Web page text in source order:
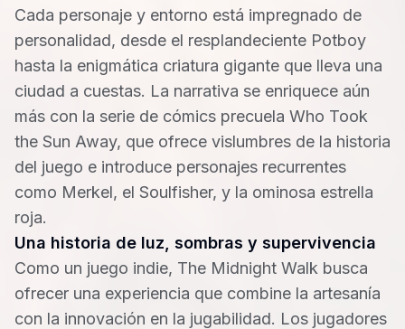
Cada personaje y entorno está impregnado de
personalidad, desde el resplandeciente Potboy
hasta la enigmática criatura gigante que lleva una
ciudad a cuestas. La narrativa se enriquece aún
más con la serie de cómics precuela Who Took
the Sun Away, que ofrece vislumbres de la historia
del juego e introduce personajes recurrentes
como Merkel, el Soulfisher, y la ominosa estrella
roja.
Una historia de luz, sombras y supervivencia
Como un juego indie, The Midnight Walk busca
ofrecer una experiencia que combine la artesanía
con la innovación en la jugabilidad. Los jugadores